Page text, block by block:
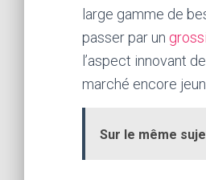
large gamme de
passer par un
l’aspect innovant
marché encore
Sur le même